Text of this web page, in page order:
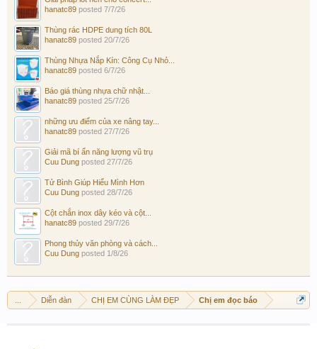
hanatc89 posted 7/7/26
Thùng rác HDPE dung tích 80L
hanatc89 posted 20/7/26
Thùng Nhựa Nắp Kín: Công Cụ Nhỏ...
hanatc89 posted 6/7/26
Báo giá thùng nhựa chữ nhật...
hanatc89 posted 25/7/26
những ưu điểm của xe nâng tay...
hanatc89 posted 27/7/26
Giải mã bí ẩn năng lượng vũ trụ
Cuu Dung posted 27/7/26
Tử Bình Giúp Hiểu Mình Hơn
Cuu Dung posted 28/7/26
Cột chắn inox dây kéo và cột...
hanatc89 posted 29/7/26
Phong thủy văn phòng và cách...
Cuu Dung posted 1/8/26
Diễn đàn CHỊ EM CÙNG LÀM ĐẸP Chị em đọc báo